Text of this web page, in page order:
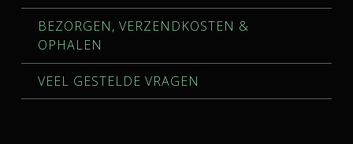
BEZORGEN, VERZENDKOSTEN &
OPHALEN
VEEL GESTELDE VRAGEN